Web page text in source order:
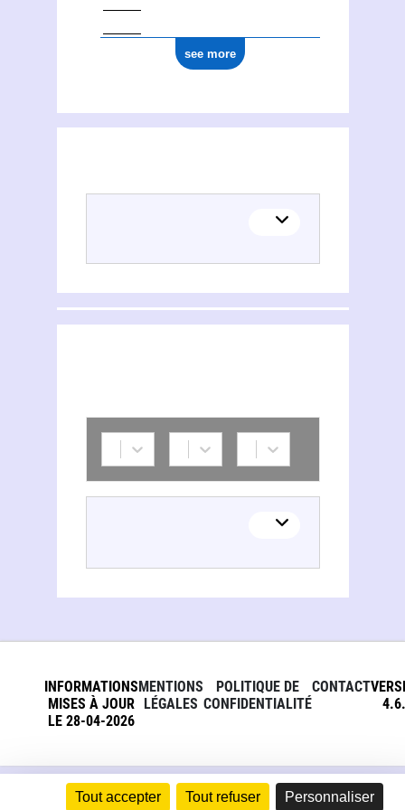
Tout accepter Tout refuser Personnaliser
see more
INFORMATIONS
MISES À JOUR
LE 28-04-2026
MENTIONS
LÉGALES
POLITIQUE DE
CONFIDENTIALITÉ
CONTACT